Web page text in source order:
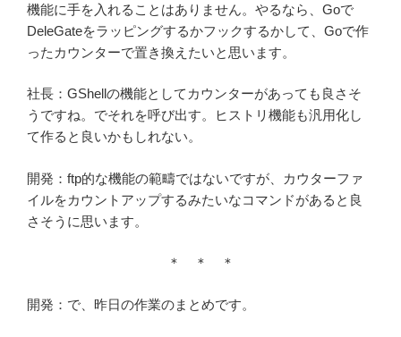
機能に手を入れることはありません。やるなら、Goで
DeleGateをラッピングするかフックするかして、Goで作
ったカウンターで置き換えたいと思います。
社長：GShellの機能としてカウンターがあっても良さそ
うですね。でそれを呼び出す。ヒストリ機能も汎用化し
て作ると良いかもしれない。
開発：ftp的な機能の範疇ではないですが、カウターファ
イルをカウントアップするみたいなコマンドがあると良
さそうに思います。
＊ ＊ ＊
開発：で、昨日の作業のまとめです。